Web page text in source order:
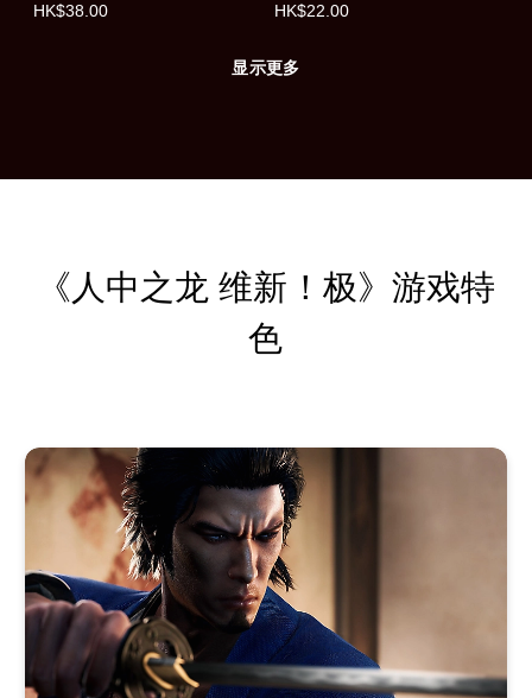
HK$38.00 HK$22.00
显示更多
《人中之龙 维新！极》 游戏特
色